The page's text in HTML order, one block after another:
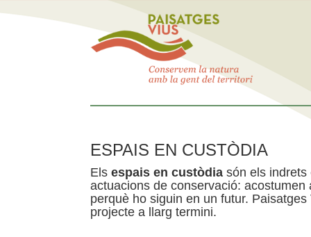
ESPAIS EN CUSTÒDIA
Els espais en custòdia són els indrets
actuacions de conservació:
perquè ho siguin en un futur.
projecte a llarg termini.